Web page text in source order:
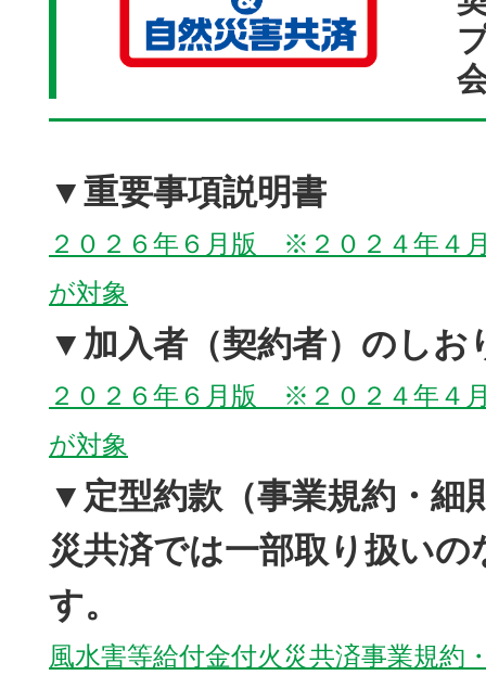
▼重要事項説明書
２０２６年６月版 ※２０２４年４
が対象
▼加入者（契約者）のしお
２０２６年６月版 ※２０２４年４
が対象
▼定型約款（事業規約・
災共済では一部取り扱い
す。
風水害等給付金付火災共済事業規